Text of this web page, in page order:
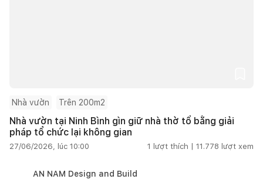
Nhà vườn Trên 200m2
Nhà vườn tại Ninh Bình gìn giữ nhà thờ tổ bằng giải
pháp tổ chức lại không gian
27/06/2026, lúc 10:00 1 lượt thích | 11.778 lượt xem
AN NAM Design and Build